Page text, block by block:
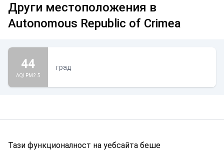
Други местоположения в
Autonomous Republic of Crimea
44
AQI PM2.5
град
Тази функционалност на уебсайта беше